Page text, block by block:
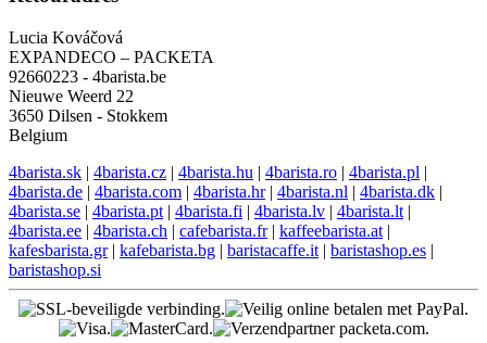
Lucia Kováčová
EXPANDECO – PACKETA
92660223 - 4barista.be
Nieuwe Weerd 22
3650 Dilsen - Stokkem
Belgium
4barista.sk | 4barista.cz | 4barista.hu | 4barista.ro | 4barista.pl |
4barista.de | 4barista.com | 4barista.hr| 4barista.nl | 4barista.dk |
4barista.se | 4barista.pt | 4barista.fi | 4barista.lv | 4barista.lt |
4barista.ee | 4barista.ch | cafebarista.fr| kaffeebarista.at |
kafesbarista.gr| kafebarista.bg | baristacaffe.it | baristashop.es |
baristashop.si